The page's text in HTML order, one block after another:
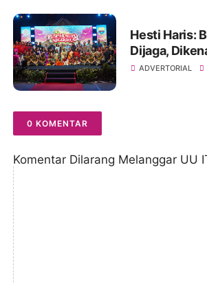
Hesti Haris:
Dijaga,
Diwariskan
ADVERTORIAL
0 KOMENTAR
Komentar Dilarang Melanggar UU